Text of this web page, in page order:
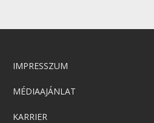
IMPRESSZUM
MÉDIAAJÁNLAT
KARRIER